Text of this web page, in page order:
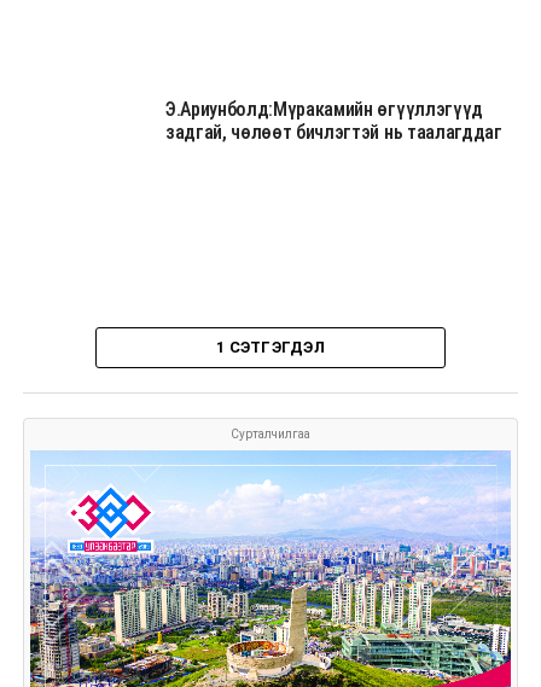
Э.Ариунболд:Мүракамийн өгүүллэгүүд
задгай, чөлөөт бичлэгтэй нь таалагддаг
1 СЭТГЭГДЭЛ
Сурталчилгаа